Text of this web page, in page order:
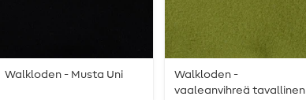
Walkloden - Musta Uni
Walkloden -
vaaleanvihreä tavallinen